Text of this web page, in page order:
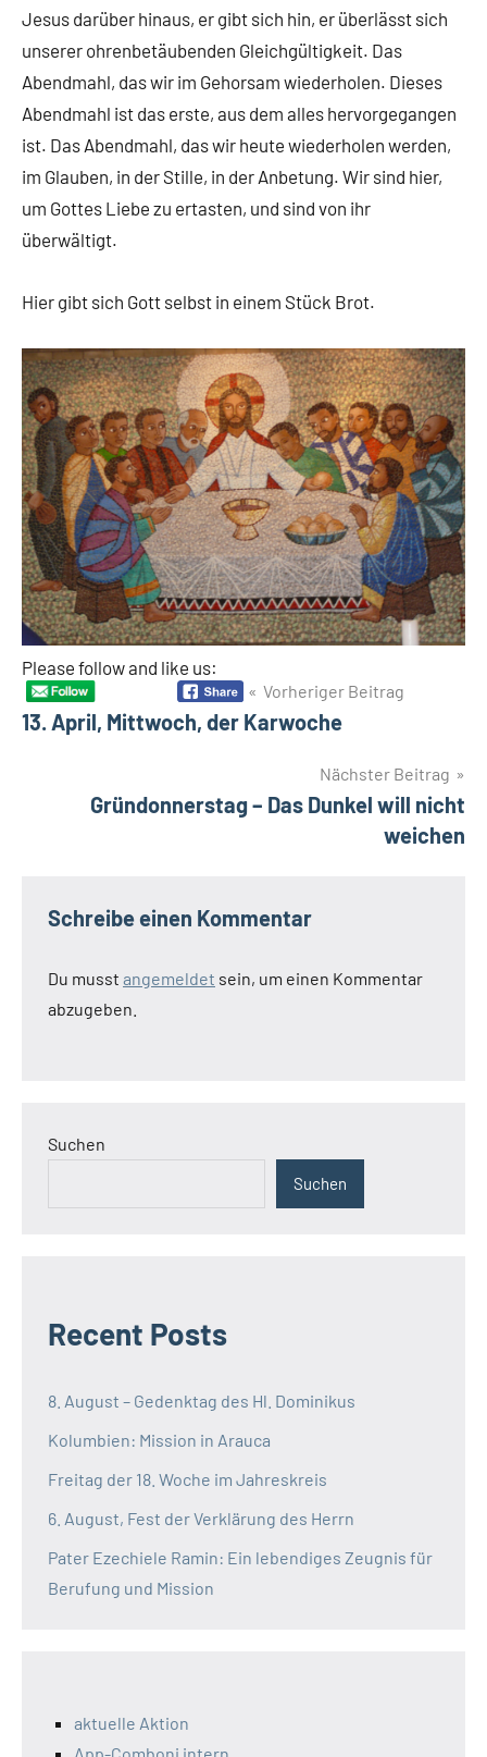
Jesus darüber hinaus, er gibt sich hin, er überlässt sich
unserer ohrenbetäubenden Gleichgültigkeit. Das
Abendmahl, das wir im Gehorsam wiederholen. Dieses
Abendmahl ist das erste, aus dem alles hervorgegangen
ist. Das Abendmahl, das wir heute wiederholen werden,
im Glauben, in der Stille, in der Anbetung. Wir sind hier,
um Gottes Liebe zu ertasten, und sind von ihr
überwältigt.
Hier gibt sich Gott selbst in einem Stück Brot.
Please follow and like us:
BeitragsnavigationVorheriger Beitrag
13. April, Mittwoch, der Karwoche
Nächster Beitrag
Gründonnerstag – Das Dunkel will nicht
weichen
Schreibe einen Kommentar
Du musst angemeldet sein, um einen Kommentar
abzugeben.
Suchen
Suchen
Recent Posts
8. August – Gedenktag des Hl. Dominikus
Kolumbien: Mission in Arauca
Freitag der 18. Woche im Jahreskreis
6. August, Fest der Verklärung des Herrn
Pater Ezechiele Ramin: Ein lebendiges Zeugnis für
Berufung und Mission
aktuelle Aktion